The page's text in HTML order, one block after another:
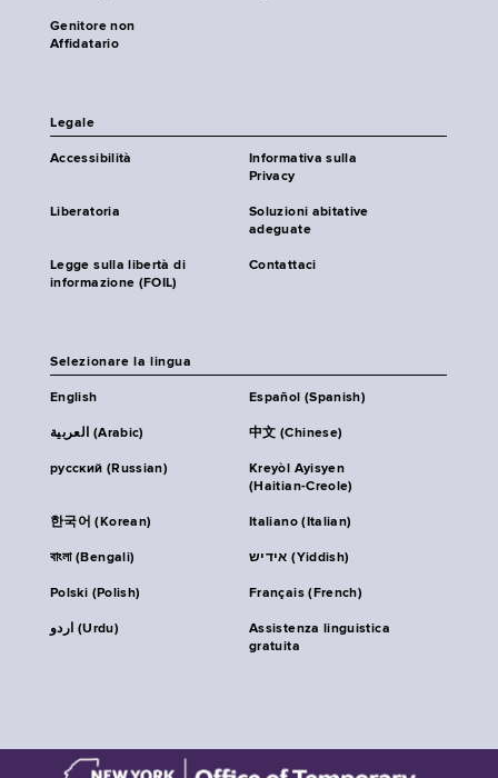
Genitore non
Affidatario
Legale
Accessibilità
Informativa sulla
Privacy
Liberatoria
Soluzioni abitative
adeguate
Legge sulla libertà di
informazione (FOIL)
Contattaci
Selezionare la lingua
English Español (Spanish)
العربية (Arabic) 中文 (Chinese)
русский (Russian)
Kreyòl Ayisyen
(Haitian-Creole)
한국어 (Korean) Italiano (Italian)
বাংলা (Bengali) אידיש (Yiddish)
Polski (Polish) Français (French)
اردو (Urdu)
Assistenza linguistica
gratuita